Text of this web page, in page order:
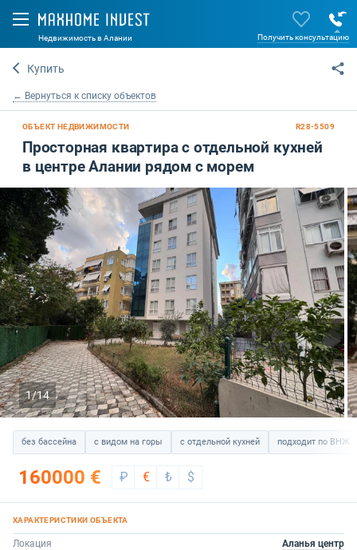
Недвижимость в Алании Получить консультацию
Купить
← Вернуться к списку объектов
ОБЪЕКТ НЕДВИЖИМОСТИ R28-5509
Просторная квартира с отдельной кухней
в центре Алании рядом с морем
1/14
без бассейна с видом на горы с отдельной кухней подходит по ВНЖ
160000 € ₽ € ₺ $
Локация
Аланья центр